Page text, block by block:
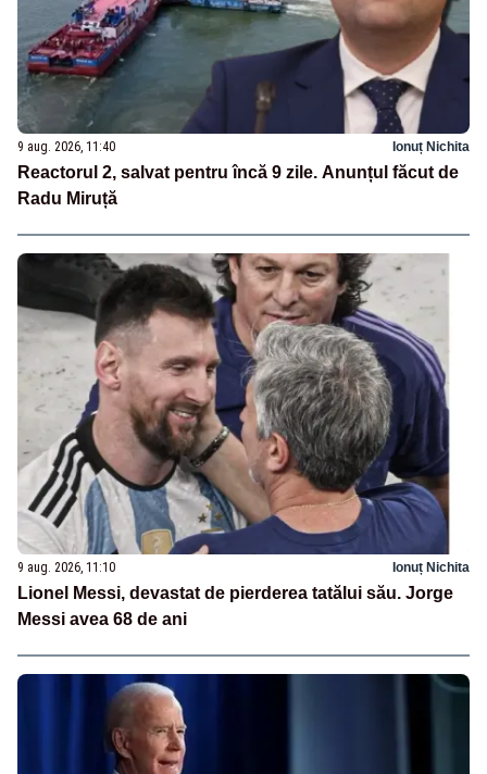
9 aug. 2026, 11:40 Ionuț Nichita
Reactorul 2, salvat pentru încă 9 zile. Anunțul făcut de
Radu Miruță
9 aug. 2026, 11:10 Ionuț Nichita
Lionel Messi, devastat de pierderea tatălui său. Jorge
Messi avea 68 de ani